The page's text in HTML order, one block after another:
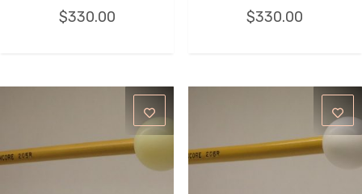
$330.00 $330.00